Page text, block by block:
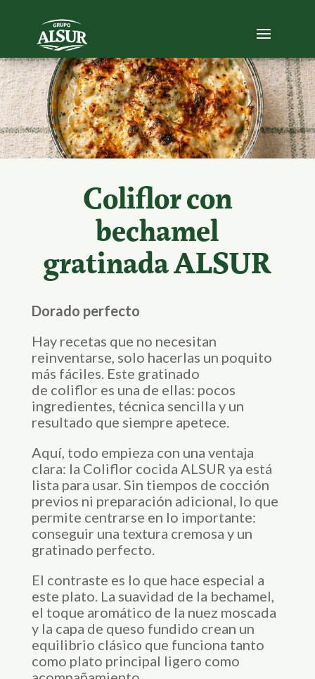
Coliflor con
bechamel
gratinada ALSUR
Dorado perfecto
Hay recetas que no necesitan
reinventarse, solo hacerlas un poquito
más fáciles. Este gratinado
de coliflor es una de ellas: pocos
ingredientes, técnica sencilla y un
resultado que siempre apetece.
Aquí, todo empieza con una ventaja
clara: la Coliflor cocida ALSUR ya está
lista para usar. Sin tiempos de cocción
previos ni preparación adicional, lo que
permite centrarse en lo importante:
conseguir una textura cremosa y un
gratinado perfecto.
El contraste es lo que hace especial a
este plato. La suavidad de la bechamel,
el toque aromático de la nuez moscada
y la capa de queso fundido crean un
equilibrio clásico que funciona tanto
como plato principal ligero como